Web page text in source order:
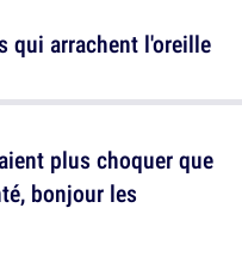
plus choquer que
bonjour les
qui arrachent l'oreille